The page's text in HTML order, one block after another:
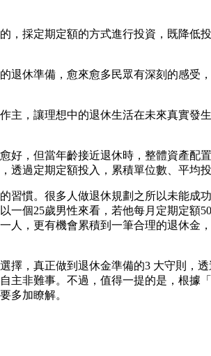
採定期定額的方式進行投資，既降低
休準備，愈來愈多民眾有深刻的感受
主，讓理想中的退休生活在未來真實發生
，但當年齡接近退休時，整體資產配
透過定期定額投入，累積單位數、平均投
習慣。很多人做退休規劃之所以未能
個25歲男性來看，若他每月定期定額
人，更有機會累積到一筆合理的退休金
，真正做到退休金準備的3 大守則，
非難事。不過，值得一提的是，根據
多加瞭解。